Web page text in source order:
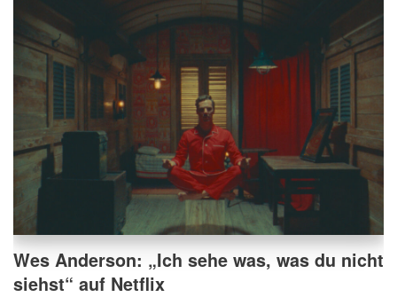
Wes Anderson: „Ich sehe was, was du nicht
siehst“ auf Netflix